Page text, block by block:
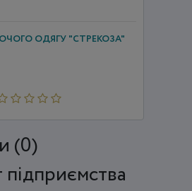
ОДЯГУ "СТРЕКОЗА"
(0)
підприємства